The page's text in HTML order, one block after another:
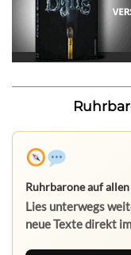
Ruhrbarone auf
Lies unterwegs
neue Texte direkt